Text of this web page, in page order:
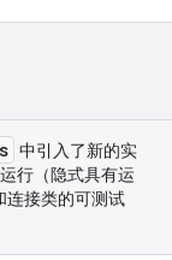
中引入了新的实
行（隐式具有运
连接类的可测试